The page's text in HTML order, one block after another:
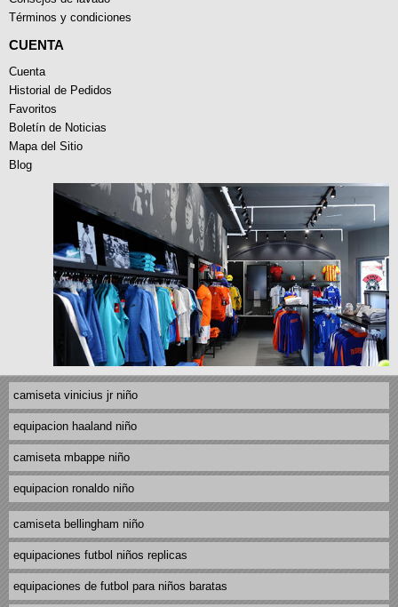
Términos y condiciones
CUENTA
Cuenta
Historial de Pedidos
Favoritos
Boletín de Noticias
Mapa del Sitio
Blog
camiseta vinicius jr niño
equipacion haaland niño
camiseta mbappe niño
equipacion ronaldo niño
camiseta bellingham niño
equipaciones futbol niños replicas
equipaciones de futbol para niños baratas